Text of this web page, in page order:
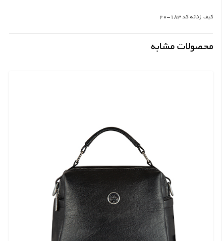
کیف زنانه کد 183-20
محصولات مشابه